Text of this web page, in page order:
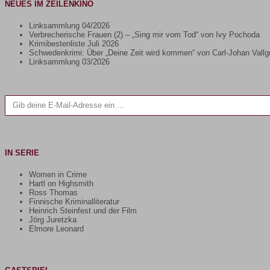
NEUES IM ZEILENKINO
Linksammlung 04/2026
Verbrecherische Frauen (2) – „Sing mir vom Tod“ von Ivy Pochoda
Krimibestenliste Juli 2026
Schwedenkrimi: Über „Deine Zeit wird kommen“ von Carl-Johan
Linksammlung 03/2026
Gib deine E-Mail-Adresse ein ...
IN SERIE
Women in Crime
Hartl on Highsmith
Ross Thomas
Finnische Kriminalliteratur
Heinrich Steinfest und der Film
Jörg Juretzka
Elmore Leonard